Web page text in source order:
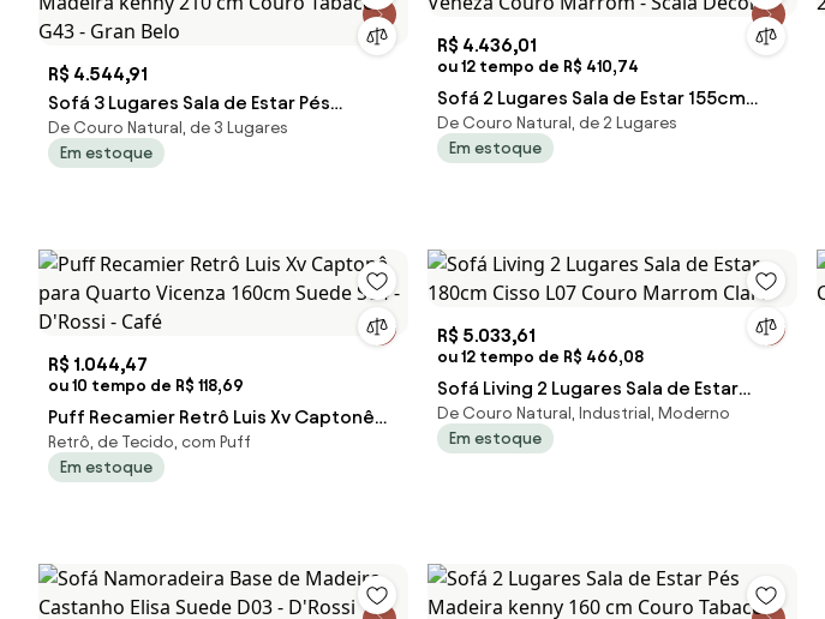
R$ 4.544,91
Sofá 3 Lugares Sala de Estar Pés
Madeira kenny 210 cm Couro Tabaco
G43 - Gran Belo
De Couro Natural, de 3 Lugares
Em estoque
R$ 4.436,01
ou 12 tempo de R$ 410,74
Sofá 2 Lugares Sala de Estar 155cm
Veneza Couro Marrom - Scala Decor
De Couro Natural, de 2 Lugares
Em estoque
R$ 1.044,47
ou 10 tempo de R$ 118,69
Puff Recamier Retrô Luis Xv Captonê
para Quarto Vicenza 160cm Suede S04
- D'Rossi - Café
Retrô, de Tecido, com Puff
Em estoque
R$ 5.033,61
ou 12 tempo de R$ 466,08
Sofá Living 2 Lugares Sala de Estar
180cm Cisso L07 Couro Marrom Claro
De Couro Natural, Industrial, Moderno
Em estoque